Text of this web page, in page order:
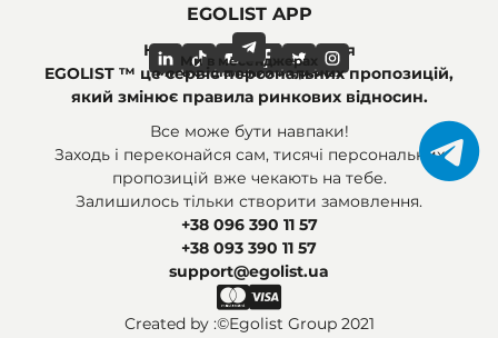
EGOLIST APP
Найпоширеніші питання
Ми в соціальних мережах
Ми в месенджерах
EGOLIST ™ це сервіс персональних пропозицій,
який змінює правила ринкових відносин.
Все може бути навпаки!
Заходь і переконайся сам, тисячі персональних
пропозицій вже чекають на тебе.
Залишилось тільки створити замовлення.
+38 096 390 11 57
+38 093 390 11 57
support@egolist.ua
Created by :©Egolist Group 2021